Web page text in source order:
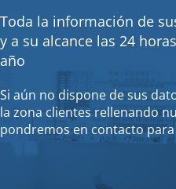
Toda la información de
y a su alcance las 24
año
Si aún no dispone de sus
la zona clientes rellenando
pondremos en contacto